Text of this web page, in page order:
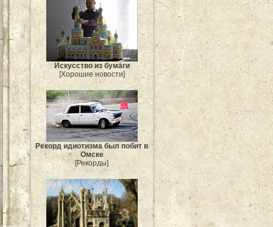
Искусство из бумаги
[Хорошие новости]
Рекорд идиотизма был побит в
Омске
[Рекорды]